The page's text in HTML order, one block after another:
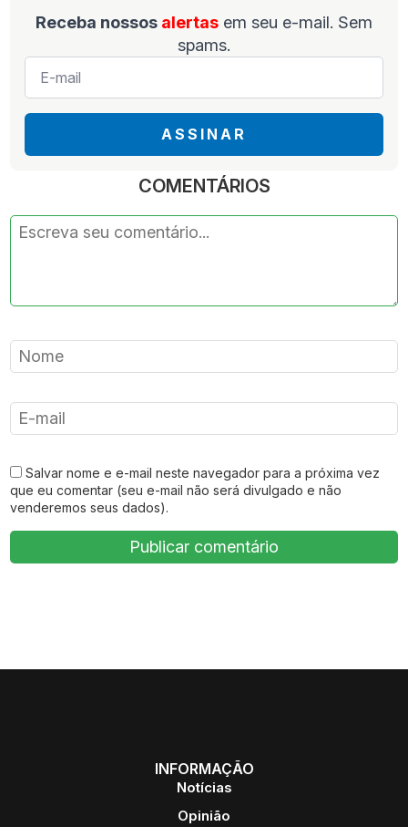
Receba nossos alertas em seu e-mail. Sem
spams.
E-
mail
ASSINAR
COMENTÁRIOS
Salvar nome e e-mail neste navegador para a próxima vez
que eu comentar (seu e-mail não será divulgado e não
venderemos seus dados).
INFORMAÇÃO
Notícias
Opinião